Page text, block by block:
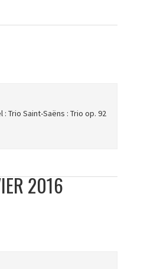
: Trio Saint-Saëns : Trio op. 92
2016